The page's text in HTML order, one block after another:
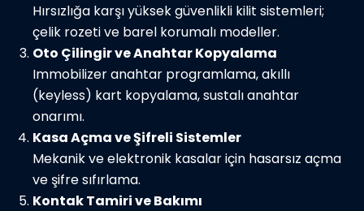
Hırsızlığa karşı yüksek güvenlikli kilit sistemleri;
çelik rozeti ve barel korumalı modeller.
Oto Çilingir ve Anahtar Kopyalama
Immobilizer anahtar programlama, akıllı
(keyless) kart kopyalama, sustalı anahtar
onarımı.
Kasa Açma ve Şifreli Sistemler
Mekanik ve elektronik kasalar için hasarsız açma
ve şifre sıfırlama.
Kontak Tamiri ve Bakımı